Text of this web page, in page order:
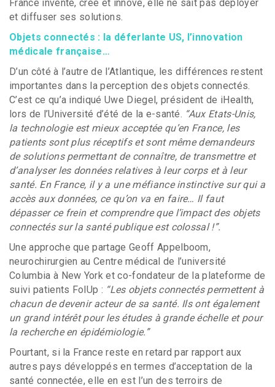
France invente, crée et innove, elle ne sait pas déployer
et diffuser ses solutions.
Objets connectés : la déferlante US, l’innovation
médicale française…
D’un côté à l’autre de l’Atlantique, les différences restent
importantes dans la perception des objets connectés.
C’est ce qu’a indiqué Uwe Diegel, président de iHealth,
lors de l’Université d’été de la e-santé. “Aux Etats-Unis,
la technologie est mieux acceptée qu’en France, les
patients sont plus réceptifs et sont même demandeurs
de solutions permettant de connaître, de transmettre et
d’analyser les données relatives à leur corps et à leur
santé. En France, il y a une méfiance instinctive sur qui a
accès aux données, ce qu’on va en faire… Il faut
dépasser ce frein et comprendre que l’impact des objets
connectés sur la santé publique est colossal !”.
Une approche que partage Geoff Appelboom,
neurochirurgien au Centre médical de l’université
Columbia à New York et co-fondateur de la plateforme de
suivi patients FolUp : “Les objets connectés permettent à
chacun de devenir acteur de sa santé. Ils ont également
un grand intérêt pour les études à grande échelle et pour
la recherche en épidémiologie.”
Pourtant, si la France reste en retard par rapport aux
autres pays développés en termes d’acceptation de la
santé connectée, elle en est l’un des terroirs de